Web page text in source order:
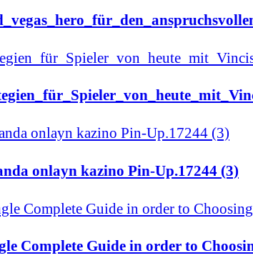
onlayn kazino Pin-Up.17244 (3)
Complete Guide in order to